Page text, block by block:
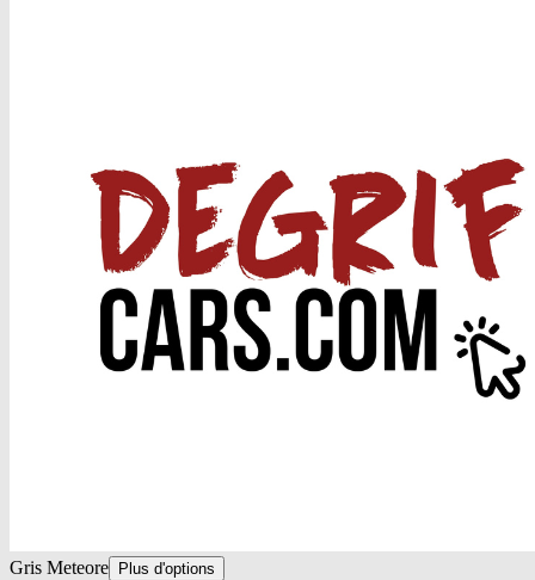
Gris Meteore Plus d'options